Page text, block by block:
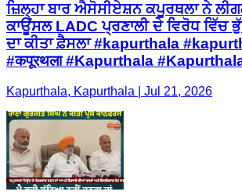
ਜ਼ਿਲ੍ਹਾ ਬਾਰ ਐਸੋਸੀਏਸ਼ਨ ਕਪੂਰਥਲਾ ਨੇ
ਕਾਊਂਸਲ LADC ਪ੍ਰਣਾਲੀ ਦੇ ਵਿਰੋਧ ਵਿੱਚ
ਦਾ ਕੀਤਾ ਫ਼ੈਸਲਾ #kapurthala
#कपूरथला #Kapurthala
Kapurthala, Kapurthala | Jul 21, 2026